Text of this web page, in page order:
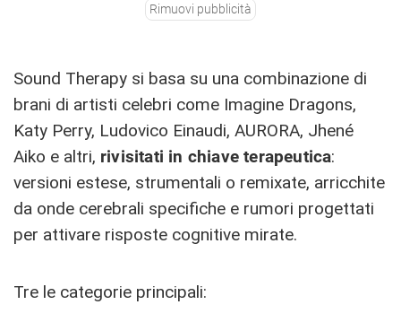
Rimuovi pubblicità
Sound Therapy si basa su una combinazione di
brani di artisti celebri come Imagine Dragons,
Katy Perry, Ludovico Einaudi, AURORA, Jhené
Aiko e altri, rivisitati in chiave terapeutica:
versioni estese, strumentali o remixate, arricchite
da onde cerebrali specifiche e rumori progettati
per attivare risposte cognitive mirate.
Tre le categorie principali: